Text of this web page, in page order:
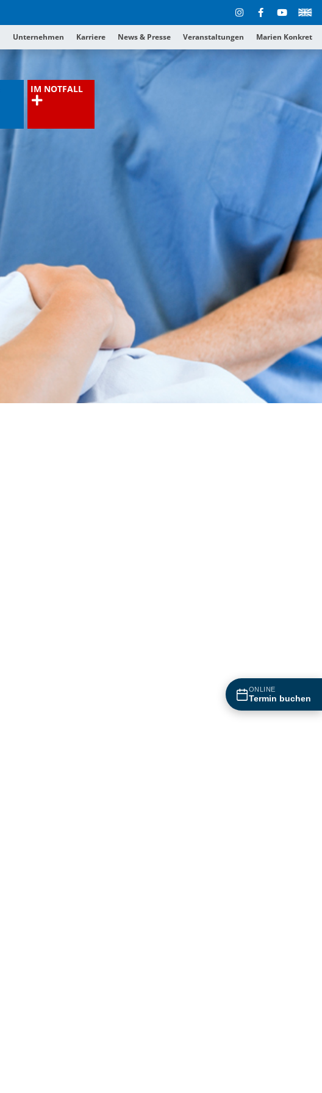
Unternehmen Karriere News & Presse Veranstaltungen Marien Konkret
IM NOTFALL
ONLINE
Termin buchen